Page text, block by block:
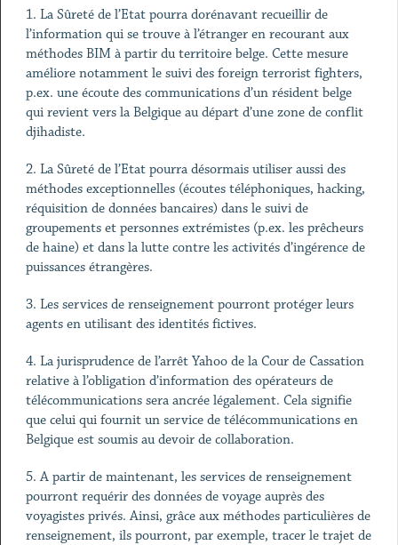
1. La Sûreté de l’Etat pourra dorénavant recueillir de
l’information qui se trouve à l’étranger en recourant aux
méthodes BIM à partir du territoire belge. Cette mesure
améliore notamment le suivi des foreign terrorist fighters,
p.ex. une écoute des communications d’un résident belge
qui revient vers la Belgique au départ d’une zone de conflit
djihadiste.
2. La Sûreté de l’Etat pourra désormais utiliser aussi des
méthodes exceptionnelles (écoutes téléphoniques, hacking,
réquisition de données bancaires) dans le suivi de
groupements et personnes extrémistes (p.ex. les prêcheurs
de haine) et dans la lutte contre les activités d’ingérence de
puissances étrangères.
3. Les services de renseignement pourront protéger leurs
agents en utilisant des identités fictives.
4. La jurisprudence de l’arrêt Yahoo de la Cour de Cassation
relative à l’obligation d’information des opérateurs de
télécommunications sera ancrée légalement. Cela signifie
que celui qui fournit un service de télécommunications en
Belgique est soumis au devoir de collaboration.
5. A partir de maintenant, les services de renseignement
pourront requérir des données de voyage auprès des
voyagistes privés. Ainsi, grâce aux méthodes particulières de
renseignement, ils pourront, par exemple, tracer le trajet de